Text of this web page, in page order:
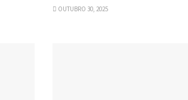
OUTUBRO 30, 2025